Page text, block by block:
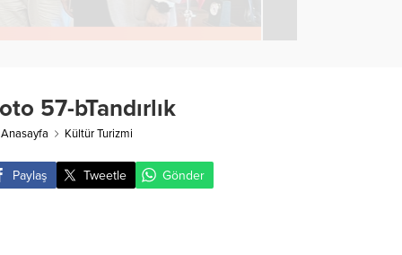
57-bTandırlık
Anasayfa Kültür Turizmi
Paylaş Tweetle Gönder